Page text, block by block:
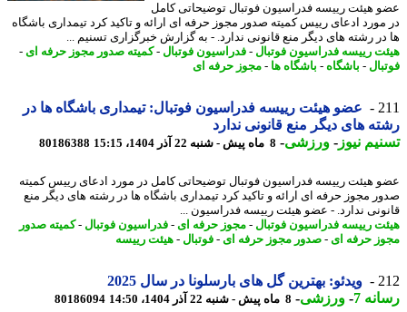
هیئت رییسه فدراسیون فوتبال توضیحاتی کامل
ادعای رییس کمیته صدور مجوز حرفه ای ارائه و تاکید کرد تیمداری باشگاه
رشته های دیگر منع قانونی ندارد. - به گزارش خبرگزاری تسنیم ...
رییسه فدراسیون فوتبال-فدراسیون فوتبال-کمیته صدور مجوز حرفه ای-
-باشگاه-باشگاه ها- مجوز حرفه ای
عضو هیئت رییسه فدراسیون فوتبال: تیمداری باشگاه ها در
های دیگر منع قانونی ندارد
نیوز-ورزشی-8 ماه پیش - شنبه 22 آذر 1404، 15:15 80186388
هیئت رییسه فدراسیون فوتبال توضیحاتی کامل در مورد ادعای رییس کمیته
مجوز حرفه ای ارائه و تاکید کرد تیمداری باشگاه ها در رشته های دیگر منع
ندارد. - عضو هیئت رییسه فدراسیون ...
رییسه فدراسیون فوتبال-مجوز حرفه ای- فدراسیون فوتبال-کمیته صدور
حرفه ای- صدور مجوز حرفه ای- فوتبال-هیئت رییسه
ویدئو: بهترین گل های بارسلونا در سال 2025
7
-ورزشی-8 ماه پیش - شنبه 22 آذر 1404، 14:50 80186094